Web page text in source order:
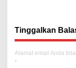
Tinggalkan
Alamat email Anda
*